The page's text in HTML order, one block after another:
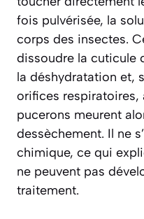
fois pulvérisée, la
corps des insectes.
dissoudre la cuticule
la déshydratation et,
orifices respiratoires,
pucerons meurent
dessèchement. Il ne
chimique, ce qui
ne peuvent pas
traitement.